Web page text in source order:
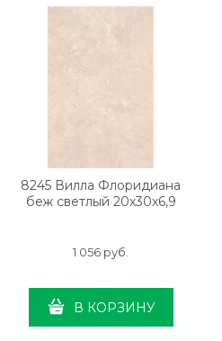
8245 Вилла Флоридиана
беж светлый 20х30х6,9
1 056 руб.
В КОРЗИНУ